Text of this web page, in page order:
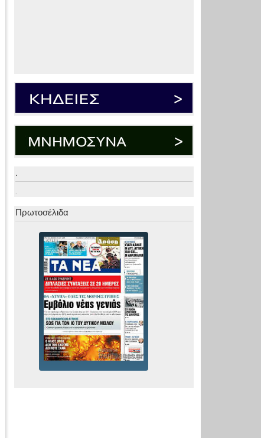
.
.
Πρωτοσέλιδα